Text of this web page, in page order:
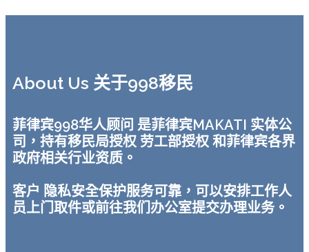
About Us 关于998移民
菲律宾998华人顾问 是菲律宾MAKATI 实体公
司，持有移民局授权 劳工部授权 和菲律宾各界
政府相关行业资质。
客户 隐私安全保护服务可靠，可以安排工作人
员上门取件或前往我们办公室提交办理业务。